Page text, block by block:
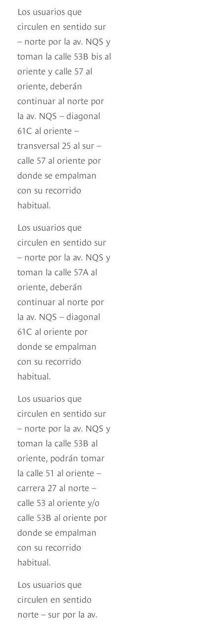
Los usuarios que
circulen en sentido sur
– norte por la av. NQS y
toman la calle 53B bis al
oriente y calle 57 al
oriente, deberán
continuar al norte por
la av. NQS – diagonal
61C al oriente –
transversal 25 al sur –
calle 57 al oriente por
donde se empalman
con su recorrido
habitual.
Los usuarios que
circulen en sentido sur
– norte por la av. NQS y
toman la calle 57A al
oriente, deberán
continuar al norte por
la av. NQS – diagonal
61C al oriente por
donde se empalman
con su recorrido
habitual.
Los usuarios que
circulen en sentido sur
– norte por la av. NQS y
toman la calle 53B al
oriente, podrán tomar
la calle 51 al oriente –
carrera 27 al norte –
calle 53 al oriente y/o
calle 53B al oriente por
donde se empalman
con su recorrido
habitual.
Los usuarios que
circulen en sentido
norte – sur por la av.